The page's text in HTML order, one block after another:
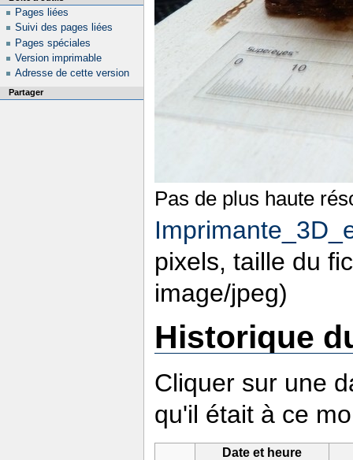
Pas de plus haute
pixels, taille du
image/jpeg)
Historique
Cliquer sur une
qu'il était à ce
Date et heure
Pages liées
Suivi des pages liées
Pages spéciales
Version imprimable
Adresse de cette version
Partager